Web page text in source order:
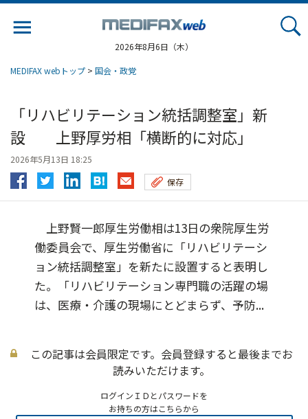
2026年8月6日（木）
MEDIFAX webトップ > 国会・政党
「リハビリテーション統括調整室」新
設 上野厚労相「横断的に対応」
2026年5月13日 18:25
保存
上野賢一郎厚生労働相は13日の衆院厚生労
働委員会で、厚生労働省に「リハビリテーシ
ョン統括調整室」を新たに設置すると表明し
た。「リハビリテーション専門職の活躍の場
は、医療・介護の現場にとどまらず、予防...
この記事は会員限定です。会員登録すると最後までお
読みいただけます。
ログインＩＤとパスワードを
お持ちの方はこちらから